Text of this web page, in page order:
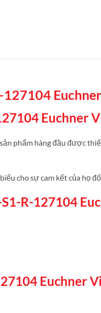
Euchner
phẩm hàng đầu được
cho sự cam kết của họ
R-127104
Euchner